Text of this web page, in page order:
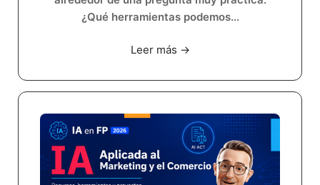
¿Qué herramientas podemos...
Leer más →